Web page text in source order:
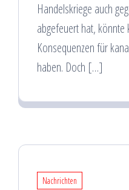
Handelskriege auch
abgefeuert hat, könnte
Konsequenzen für
haben. Doch […]
Nachrichten